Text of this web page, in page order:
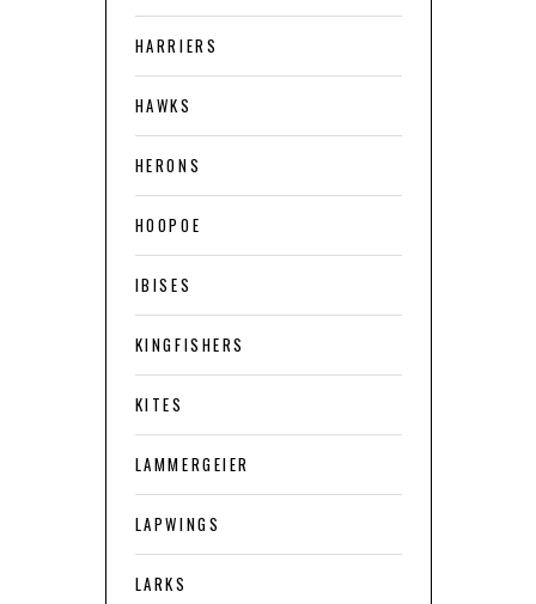
HARRIERS
HAWKS
HERONS
HOOPOE
IBISES
KINGFISHERS
KITES
LAMMERGEIER
LAPWINGS
LARKS